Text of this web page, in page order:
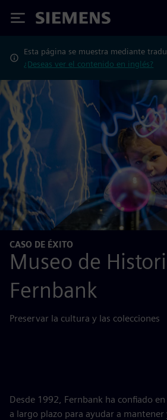
Siemens
Esta página se muestra mediante
¿Deseas ver el contenido en inglés?
CASO DE ÉXITO
Museo de
Fernbank
Preservar la cultura y las colecciones
Desde 1992, Fernbank ha confiado
a largo plazo para ayudar a